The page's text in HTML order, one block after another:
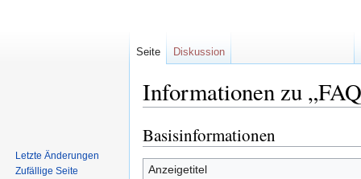
Informationen zu
Zur
Navigation
springen
Zur
Suche
springen
Basisinformationen
Anzeigetitel
Seite Diskussion
Letzte Änderungen
Zufällige Seite